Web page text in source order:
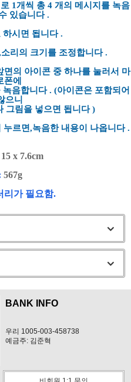
1개씩 총 4 개의 메시지를 녹음
있습니다 .
하시면 됩니다 .
소리의 크기를 조정합니다 .
의 아이콘 중 하나를 눌러서 마
폰에
녹음합니다 . (아이콘은 포함되어
으니
그림을 넣으면 됩니다 )
누르면,녹음한 내용이 나옵니다 .
x 7.6cm
567g
리가 필요함.
BANK INFO
우리 1005-003-458738
예금주: 김준혁